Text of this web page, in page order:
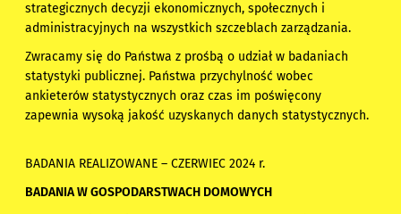
strategicznych decyzji ekonomicznych, społecznych i
administracyjnych na wszystkich szczeblach zarządzania.
Zwracamy się do Państwa z prośbą o udział w badaniach
statystyki publicznej. Państwa przychylność wobec
ankieterów statystycznych oraz czas im poświęcony
zapewnia wysoką jakość uzyskanych danych statystycznych.
BADANIA REALIZOWANE – CZERWIEC 2024 r.
BADANIA W GOSPODARSTWACH DOMOWYCH